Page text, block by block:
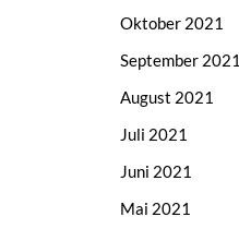
Oktober 2021
September 2021
August 2021
Juli 2021
Juni 2021
Mai 2021